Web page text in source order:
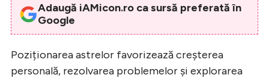
Intră în cont
Adaugă iAMicon.ro ca sursă preferată în
Google
Poziționarea astrelor favorizează creșterea
personală, rezolvarea problemelor și explorarea